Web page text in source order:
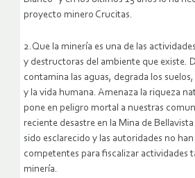
proyecto minero Crucitas.
2.Que la minería es una de las
y destructoras del ambiente que existe.
contamina las aguas, degrada los
y la vida humana. Amenaza la riqueza
pone en peligro mortal a nuestras
reciente desastre en la Mina de
sido esclarecido y las autoridades no
competentes para fiscalizar actividades
minería.